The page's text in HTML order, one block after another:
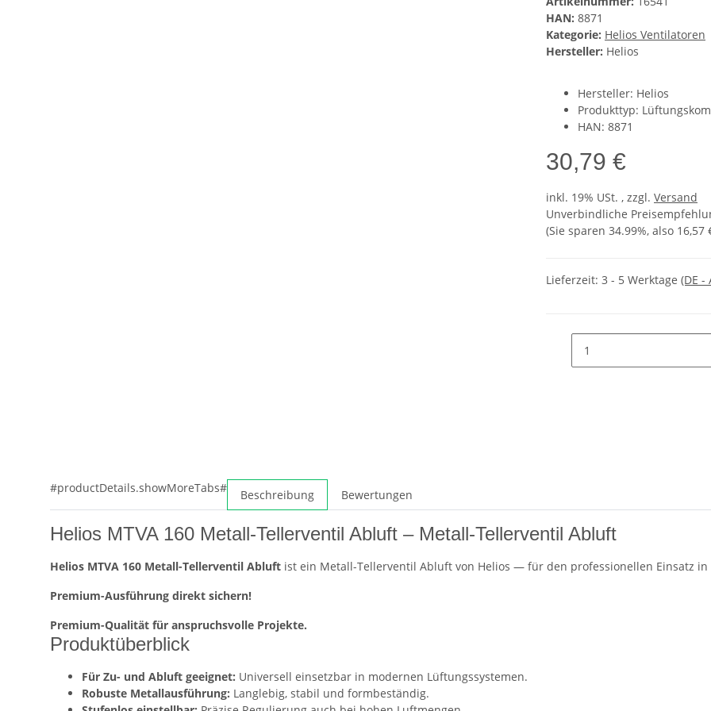
HAN: 8871
Kategorie: Helios Ventilatoren
Hersteller: Helios
Hersteller: Helios
Produkttyp:
HAN: 8871
30,79 €
inkl. 19% USt. , zzgl. Versand
Unverbindliche
(Sie sparen 34.99%, also 16,57
Lieferzeit: 3 - 5 Werktage (DE
#productDetails.showMoreTabs# Beschreibung Bewertungen
Helios MTVA 160 Metall-Tellerventil Abluft – Metall-Tellerventil Abluft
Helios MTVA 160 Metall-Tellerventil Abluft ist ein Metall-Tellerventil Abluft von Helios — für den professionellen Einsatz
Premium-Ausführung direkt sichern!
Premium-Qualität für anspruchsvolle Projekte.
Produktüberblick
Für Zu- und Abluft geeignet: Universell einsetzbar in modernen Lüftungssystemen.
Robuste Metallausführung: Langlebig, stabil und formbeständig.